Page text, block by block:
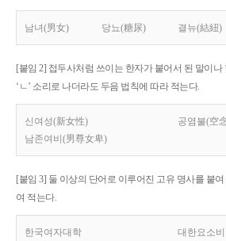
남녀(男女) 당뇨(糖尿) 결뉴(結紐)
[붙임 2] 접두사처럼 쓰이는 한자가 붙어서 된 말이
‘ㄴ’ 소리로 나더라도 두음 법칙에 따라 적는다.
신여성(新女性)
공염불(空
남존여비(男尊女卑)
[붙임 3] 둘 이상의 단어로 이루어진 고유 명사를 붙
여 적는다.
한국여자대학 대한요소